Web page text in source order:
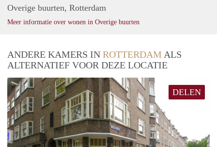
Overige buurten, Rotterdam
Meer informatie over wonen in Overige buurten
ANDERE KAMERS IN ROTTERDAM ALS
ALTERNATIEF VOOR DEZE LOCATIE
DELEN